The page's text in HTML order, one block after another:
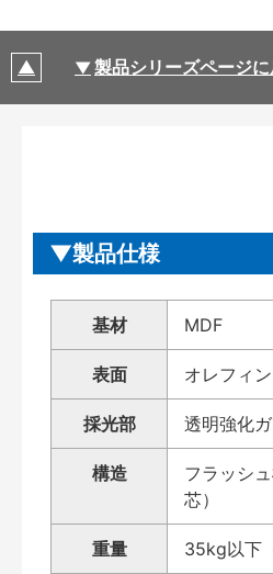
製品シリーズページに
製品仕様
基材 MDF
表面 オレフィ
採光部 透明強化
構造
フラッシ
芯）
重量 35kg以下